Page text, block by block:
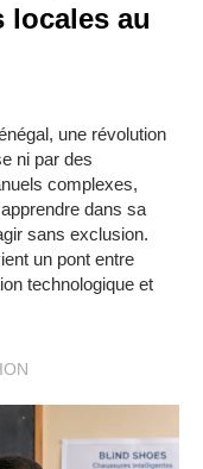
locales au
une révolution
ni par des
complexes,
dans sa
sans exclusion.
un pont entre
technologique et